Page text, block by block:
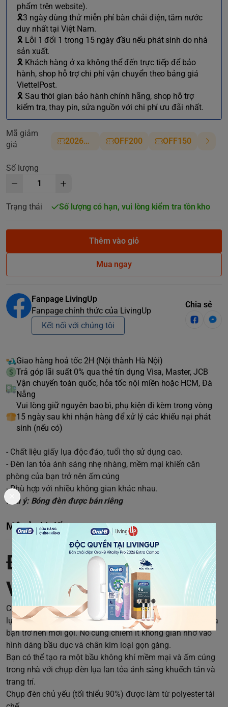
phẩm trên website).
🎗3 ngày dùng thử miễn phí bàn chải điện, tăm nước
duy nhất tại Việt Nam.
🎗 Lỗi 1 đổi 1 trong 15 ngày đầu nếu phát sinh do nhà
sản xuất.
🎗 Khách hàng ở xa không thể đến trực tiếp để bảo
hành, shop hỗ trợ chi phí vận chuyển theo bảng giá
ViettelPost.
🎗 Sau thời gian bảo hành chính hãng, shop hỗ trợ
kiểm tra, thay pin, sửa nguồn với chi phí ưu đãi nhất.
Mã giảm
giá
2026NM OFF200 OFF150
Số lượng
Trạng thái Số lượng có hạn, vui lòng kiểm tra tồn kho
Thêm vào giỏ
Mua ngay
Fanpage LivingUp
Fanpage chính thức của LivingUp
Kết nối với chúng tôi
Chia sẻ
Giao hàng hoả tốc 2H (Nội thành Hà Nội)
Trả góp lãi suất 0% qua thẻ tín dụng Visa, Master, JCB
Vận chuyển toàn quốc, hỏa tốc nội miền hoặc HCM, Đà
Nẵng
Vui lòng giữ nguyên bao bì, phụ kiện đi kèm trong vòng
15 ngày sau khi nhận hàng để xử lý các khiếu nại phát
sinh (nếu có)
- Chất liệu giấy lụa độc đáo, tuổi thọ sử dụng cao.
- Đèn lan tỏa ánh sáng nhẹ nhàng, mềm mại khiến căn
phòng của bạn trở nên ấm cúng
- Phù hợp với nhiều không gian khác nhau.
Lưu ý: Bóng đèn được bán riêng
Mô tả chi tiết
Đèn cây giấy lụa IKEA
VICKLEBY
Chiếc đèn cây này với chụp đèn được làm thủ công từ giấy
lụa phát ra ánh sáng mềm mại, ấm áp khiến căn phòng của
bạn trở nên mời gọi. Nó cũng chiếm ít không gian nhờ vào
hình dáng bầu dục và chân kim loại gọn gàng.
Bạn có thể tạo ra một bầu không khí mềm mại và ấm cúng
trong nhà với chụp đèn lụa lan tỏa ánh sáng khuếch tán và
trang trí.
Chụp đèn chủ yếu (tối thiểu 90%) được làm từ polyester tái